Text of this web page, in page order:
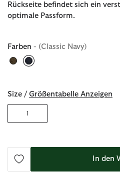
Rückseite befindet sich ein
optimale Passform.
Farben - (Classic Navy)
Size / Größentabelle Anzeigen
1
In den